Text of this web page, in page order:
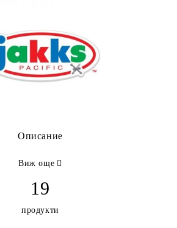
Описание
Виж още
19
продукти